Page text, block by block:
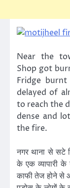
Near the
Shop got
Fridge
delayed of
to reach the
dense and
the fire.
नगर थाना से सटे
के एक व्यापारी
काफी तेज होने से